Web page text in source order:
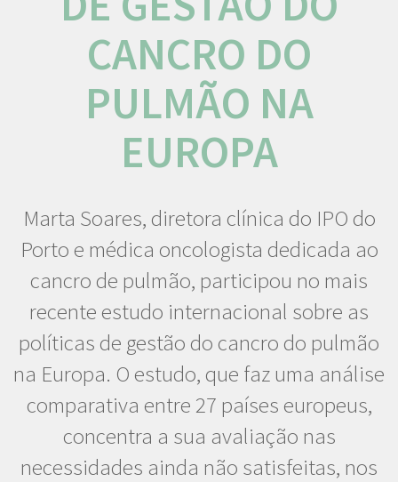
CANCRO DO
PULMÃO NA
EUROPA
Marta Soares, diretora clínica do IPO do
Porto e médica oncologista dedicada ao
cancro de pulmão, participou no mais
recente estudo internacional sobre as
políticas de gestão do cancro do pulmão
na Europa. O estudo, que faz uma análise
comparativa entre 27 países europeus,
concentra a sua avaliação nas
necessidades ainda não satisfeitas, nos